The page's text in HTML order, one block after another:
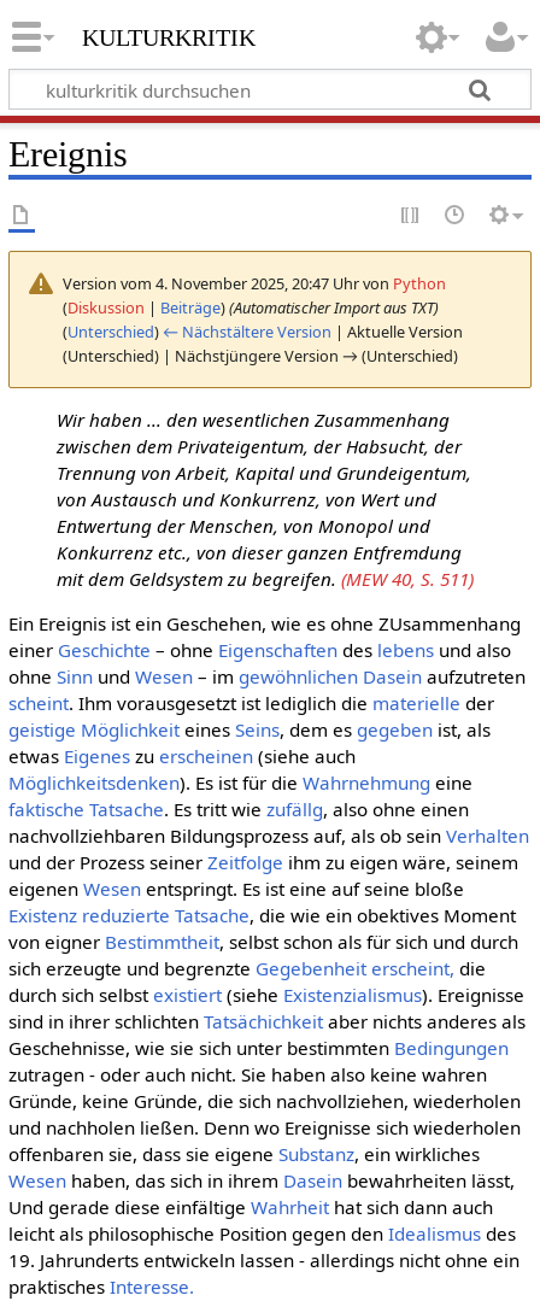
kulturkritik
Ereignis
Version vom 4. November 2025, 20:47 Uhr von Python
(Diskussion | Beiträge)(Automatischer Import aus TXT)
(Unterschied) ← Nächstältere Version | Aktuelle Version
(Unterschied) | Nächstjüngere Version → (Unterschied)
Wir haben ... den wesentlichen Zusammenhang
zwischen dem Privateigentum, der Habsucht, der
Trennung von Arbeit, Kapital und Grundeigentum,
von Austausch und Konkurrenz, von Wert und
Entwertung der Menschen, von Monopol und
Konkurrenz etc., von dieser ganzen Entfremdung
mit dem Geldsystem zu begreifen. (MEW 40, S. 511)
Ein Ereignis ist ein Geschehen, wie es ohne ZUsammenhang
einer Geschichte – ohne Eigenschaftendes lebensund also
ohne Sinnund Wesen– im gewöhnlichen Daseinaufzutreten
scheint. Ihm vorausgesetzt ist lediglich die materielle der
geistige Möglichkeiteines Seins, dem es gegebenist, als
etwas Eigeneszu erscheinen(siehe auch
Möglichkeitsdenken). Es ist für die Wahrnehmung eine
faktische Tatsache. Es tritt wie zufällg, also ohne einen
nachvollziehbaren Bildungsprozess auf, als ob sein Verhalten
und der Prozess seiner Zeitfolge ihm zu eigen wäre, seinem
eigenen Wesenentspringt. Es ist eine auf seine bloße
Existenz reduzierte Tatsache, die wie ein obektives Moment
von eigner Bestimmtheit, selbst schon als für sich und durch
sich erzeugte und begrenzte Gegebenheit erscheint, die
durch sich selbstexistiert(siehe Existenzialismus). Ereignisse
sind in ihrer schlichten Tatsächichkeitaber nichts anderes als
Geschehnisse, wie sie sich unter bestimmten Bedingungen
zutragen - oder auch nicht. Sie haben also keine wahren
Gründe, keine Gründe, die sich nachvollziehen, wiederholen
und nachholen ließen. Denn wo Ereignisse sich wiederholen
offenbaren sie, dass sie eigene Substanz, ein wirkliches
Wesenhaben, das sich in ihrem Daseinbewahrheiten lässt,
Und gerade diese einfältige Wahrheithat sich dann auch
leicht als philosophische Position gegen den Idealismusdes
19. Jahrunderts entwickeln lassen - allerdings nicht ohne ein
praktisches Interesse.